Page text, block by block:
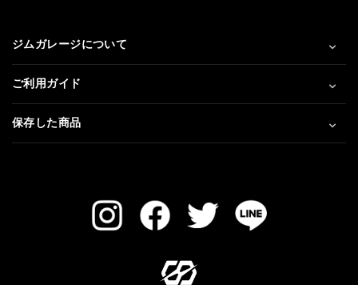
ジムガレージについて
ご利用ガイド
保存した商品